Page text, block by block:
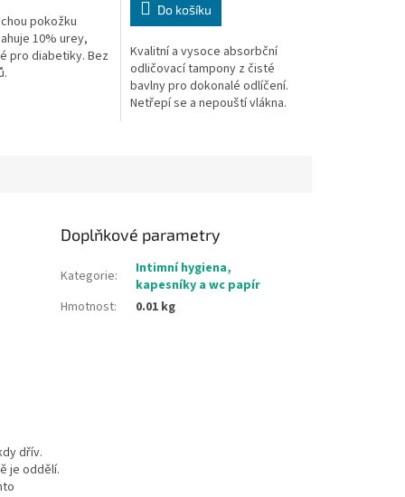
pokožku
10% urey,
pro diabetiky. Bez
Do košíku
Kvalitní a vysoce absorbční
odličovací tampony z čisté
bavlny pro dokonalé odlíčení.
Netřepí se a nepouští vlákna.
dřív.
je oddělí.
Doplňkové parametry
Kategorie:
Intimní hygiena,
kapesníky a wc papír
Hmotnost: 0.01 kg